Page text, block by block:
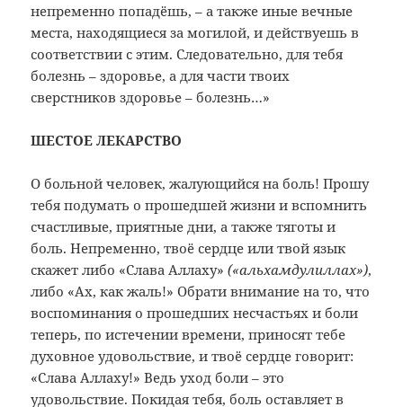
непременно попадёшь, – а также иные вечные
места, находящиеся за могилой, и действуешь в
соответствии с этим. Следовательно, для тебя
болезнь – здоровье, а для части твоих
сверстников здоровье – болезнь…»
ШЕСТОЕ ЛЕКАРСТВО
О больной человек, жалующийся на боль! Прошу
тебя подумать о прошедшей жизни и вспомнить
счастливые, приятные дни, а также тяготы и
боль. Непременно, твоё сердце или твой язык
скажет либо «Слава Аллаху»(«альхамдулиллах»),
либо «Ах, как жаль!» Обрати внимание на то, что
воспоминания о прошедших несчастьях и боли
теперь, по истечении времени, приносят тебе
духовное удовольствие, и твоё сердце говорит:
«Слава Аллаху!» Ведь уход боли – это
удовольствие. Покидая тебя, боль оставляет в